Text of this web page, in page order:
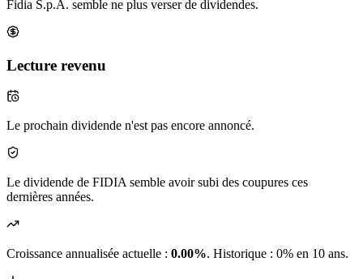
Fidia S.p.A. semble ne plus verser de dividendes.
Lecture revenu
Le prochain dividende n'est pas encore annoncé.
Le dividende de FIDIA semble avoir subi des coupures ces
dernières années.
Croissance annualisée actuelle : 0.00%. Historique : 0% en 10 ans.